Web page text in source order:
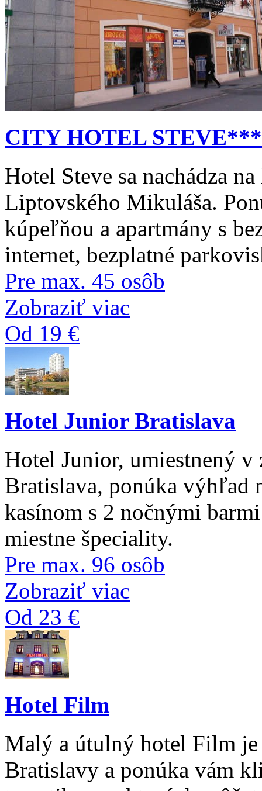
CITY HOTEL STEVE***
Hotel Steve sa nachádza
Liptovského Mikuláša.
kúpeľňou a apartmány s
internet, bezplatné
Pre max. 45 osôb
Zobraziť viac
Od 19 €
Hotel Junior Bratislava
Hotel Junior, umiestnený v
Bratislava, ponúka výhľad
kasínom s 2 nočnými
miestne špeciality.
Pre max. 96 osôb
Zobraziť viac
Od 23 €
Hotel Film
Malý a útulný hotel Film
Bratislavy a ponúka vám